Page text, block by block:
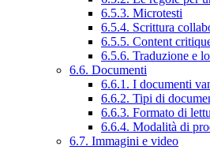
6.5.3. Microtesti
6.5.4. Scrittura
6.5.5. Content
6.5.6. Traduzione e
6.6. Documenti
6.6.1. I documenti
6.6.2. Tipi di
6.6.3. Formato di
6.6.4. Modalità di
6.7. Immagini e video